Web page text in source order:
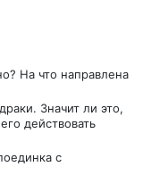
На что направлена
Значит ли это,
действовать
с